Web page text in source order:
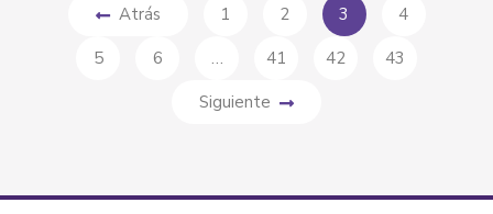
Atrás 1 2 3
4
5
6 … 41 42
43
Siguiente